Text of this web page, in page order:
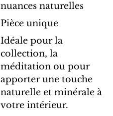
nuances naturelles
Pièce unique
Idéale pour la
collection, la
méditation ou pour
apporter une touche
naturelle et minérale à
votre intérieur.